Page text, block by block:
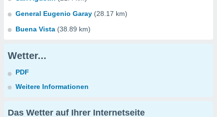
General Eugenio Garay (28.17 km)
Buena Vista (38.89 km)
Wetter...
PDF
Weitere Informationen
Das Wetter auf Ihrer Internetseite